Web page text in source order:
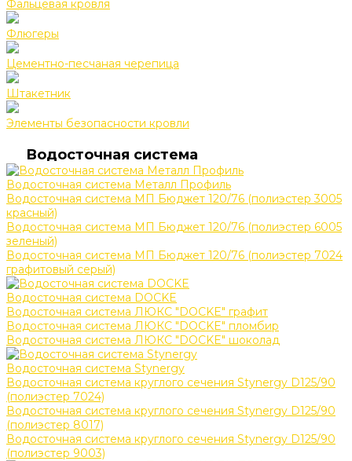
Фальцевая кровля
Флюгеры
Цементно-песчаная черепица
Штакетник
Элементы безопасности кровли
Водосточная система
Водосточная система Металл Профиль
Водосточная система МП Бюджет 120/76 (полиэстер 3005
красный)
Водосточная система МП Бюджет 120/76 (полиэстер 6005
зеленый)
Водосточная система МП Бюджет 120/76 (полиэстер 7024
графитовый серый)
Водосточная система DOCKE
Водосточная система ЛЮКС "DOCKE" графит
Водосточная система ЛЮКС "DOCKE" пломбир
Водосточная система ЛЮКС "DOCKE" шоколад
Водосточная система Stynergy
Водосточная система круглого сечения Stynergy D125/90
(полиэстер 7024)
Водосточная система круглого сечения Stynergy D125/90
(полиэстер 8017)
Водосточная система круглого сечения Stynergy D125/90
(полиэстер 9003)